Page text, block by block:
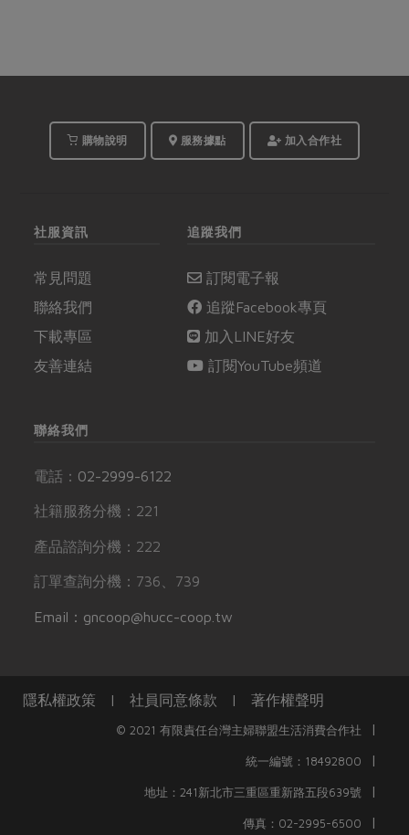
購物說明 服務據點 加入合作社
社服資訊
常見問題
聯絡我們
下載專區
友善連結
追蹤我們
訂閱電子報
追蹤Facebook專頁
加入LINE好友
訂閱YouTube頻道
聯絡我們
電話： 02-2999-6122
社籍服務分機：221
產品諮詢分機：222
訂單查詢分機：736、739
Email：gncoop@hucc-coop.tw
隱私權政策 | 社員同意條款 | 著作權聲明
© 2021 有限責任台灣主婦聯盟生活消費合作社 |
統一編號：18492800 |
地址：241新北市三重區重新路五段639號 |
傳真：02-2995-6500 |